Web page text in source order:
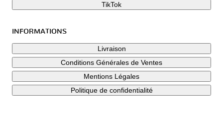
TikTok
INFORMATIONS
Livraison
Conditions Générales de Ventes
Mentions Légales
Politique de confidentialité